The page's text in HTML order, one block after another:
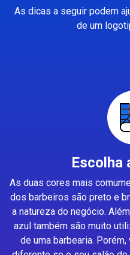
As dicas a seguir podem
de um
Escolha
As duas cores mais
dos barbeiros são preto e
a natureza do negócio.
azul também são muito
de uma barbearia.